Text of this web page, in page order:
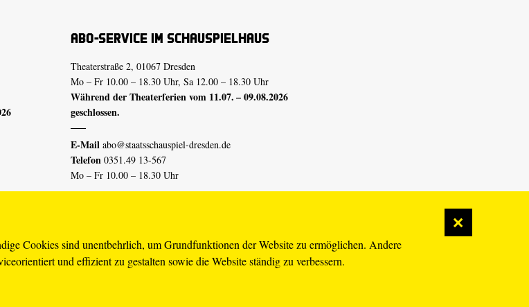
Cookies sind unentbehrlich, um Grundfunktionen der Website zu ermöglichen. Andere
und effizient zu gestalten sowie die Website ständig zu verbessern.
Abo-Service im Schauspielhaus
Theaterstraße 2, 01067 Dresden
Mo – Fr 10.00 – 18.30 Uhr, Sa 12.00 – 18.30 Uhr
Während der Theaterferien vom 11.07. – 09.08.2026
geschlossen.
E-Mail abo@staatsschauspiel-dresden.de
Telefon 0351.49 13-567
Mo – Fr 10.00 – 18.30 Uhr
Erklärung Barrierefreiheit